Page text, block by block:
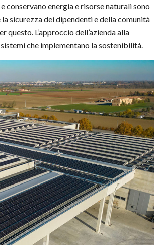
energia e risorse naturali sono
sicurezza dei dipendenti e della comunità
L’approccio dell’azienda alla
che implementano la sostenibilità.